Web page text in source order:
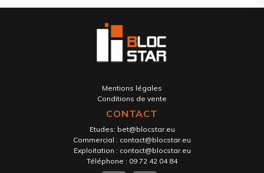
Mentions légales
Conditions de vente
CONTACT
Etudes: bet@blocstar.eu
Commercial : contact@blocstar.eu
Exploitation : contact@blocstar.eu
Téléphone : 09 72 42 04 84